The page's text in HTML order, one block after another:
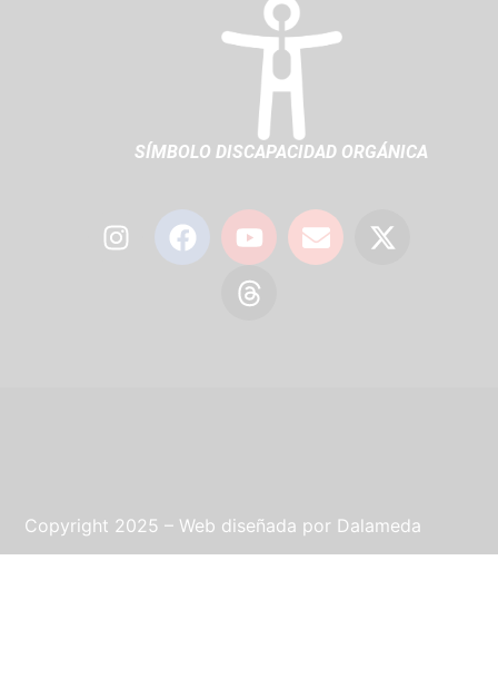
SÍMBOLO DISCAPACIDAD ORGÁNICA
Copyright 2025 – Web diseñada por Dalameda